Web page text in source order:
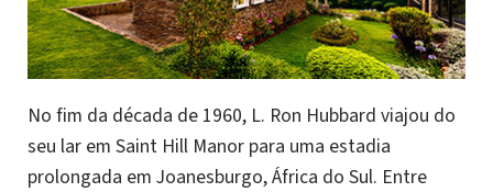
No fim da década de 1960, L. Ron Hubbard viajou do
seu lar em Saint Hill Manor para uma estadia
prolongada em Joanesburgo, África do Sul. Entre